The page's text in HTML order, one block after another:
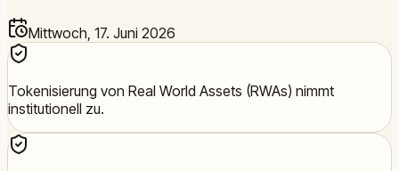
Mittwoch, 17. Juni 2026
Tokenisierung von Real World Assets (RWAs) nimmt
institutionell zu.